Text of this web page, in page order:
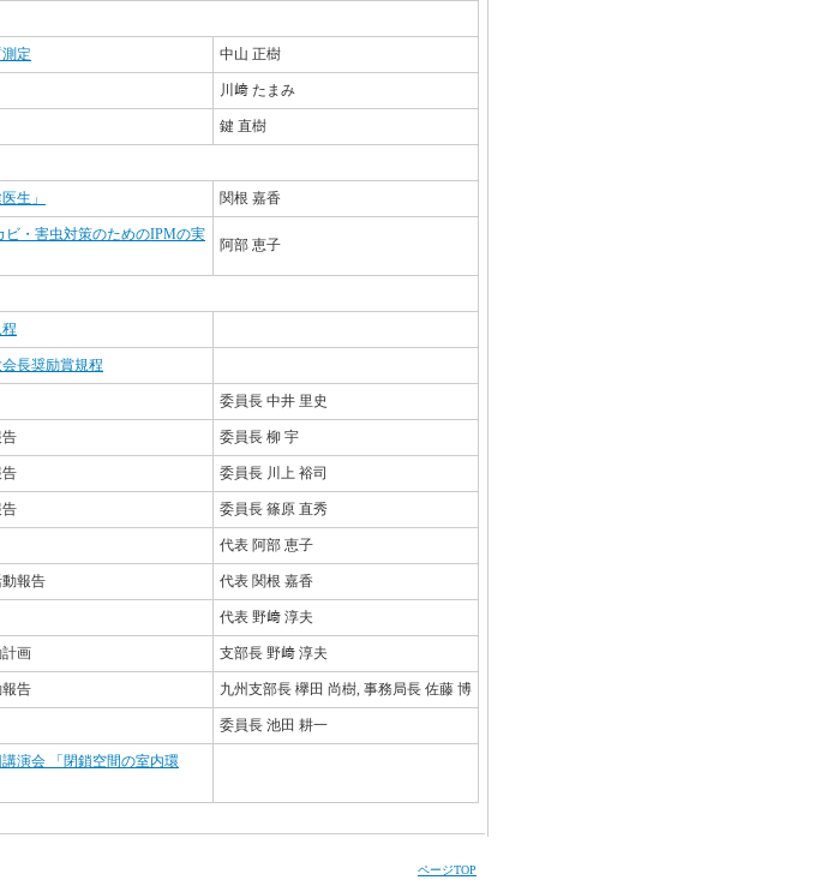
定 中山 正樹
川﨑 たまみ
鍵 直樹
生」 関根 嘉香
ビ・害虫対策のためのIPMの実
阿部 恵子
長奨励賞規程
委員長 中井 里史
告 委員長 柳 宇
告 委員長 川上 裕司
告 委員長 篠原 直秀
代表 阿部 恵子
報告 代表 関根 嘉香
代表 野﨑 淳夫
画 支部長 野﨑 淳夫
告 九州支部長 欅田 尚樹, 事務局長 佐藤 博
委員長 池田 耕一
演会 「閉鎖空間の室内環
ページTOP